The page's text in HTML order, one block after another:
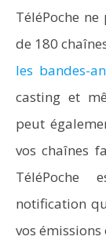
TéléPoche
de 180
les bandes-
casting et
peut
vos chaînes
TéléPoche
notification
vos